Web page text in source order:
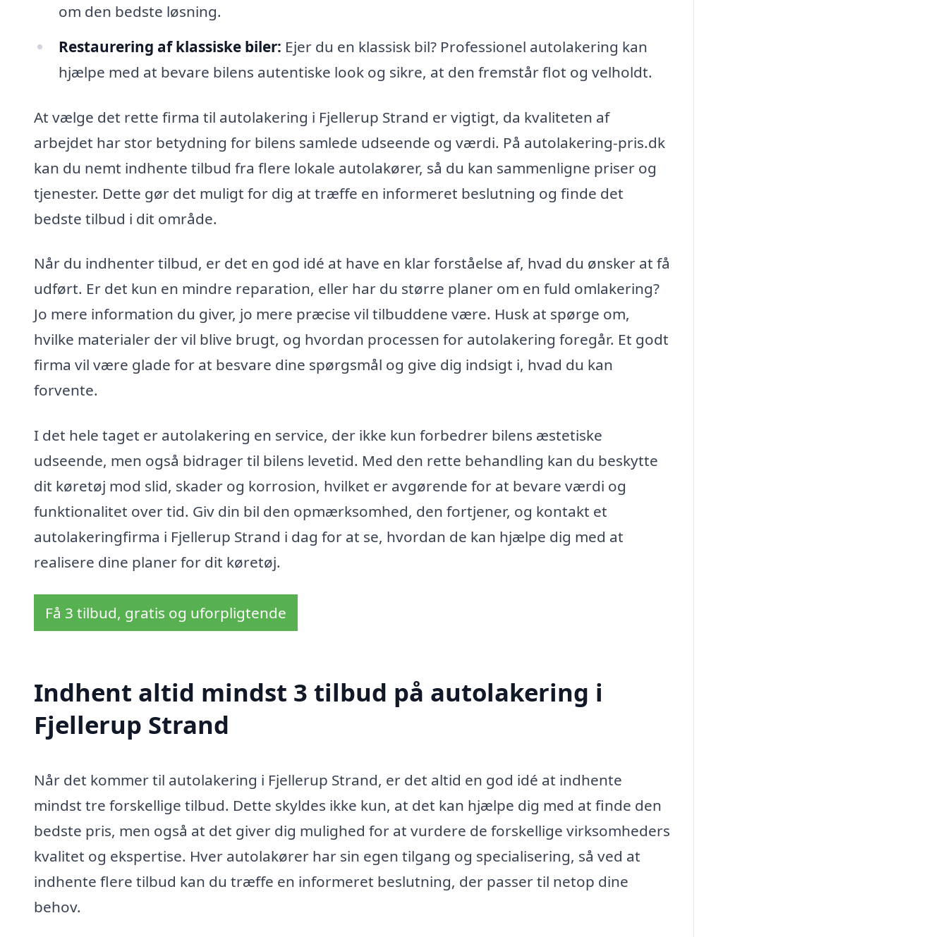
om den bedste løsning.
Restaurering af klassiske biler: Ejer du en klassisk bil? Professionel autolakering kan
hjælpe med at bevare bilens autentiske look og sikre, at den fremstår flot og velholdt.
At vælge det rette firma til autolakering i Fjellerup Strand er vigtigt, da kvaliteten af
arbejdet har stor betydning for bilens samlede udseende og værdi. På autolakering-pris.dk
kan du nemt indhente tilbud fra flere lokale autolakører, så du kan sammenligne priser og
tjenester. Dette gør det muligt for dig at træffe en informeret beslutning og finde det
bedste tilbud i dit område.
Når du indhenter tilbud, er det en god idé at have en klar forståelse af, hvad du ønsker at få
udført. Er det kun en mindre reparation, eller har du større planer om en fuld omlakering?
Jo mere information du giver, jo mere præcise vil tilbuddene være. Husk at spørge om,
hvilke materialer der vil blive brugt, og hvordan processen for autolakering foregår. Et godt
firma vil være glade for at besvare dine spørgsmål og give dig indsigt i, hvad du kan
forvente.
I det hele taget er autolakering en service, der ikke kun forbedrer bilens æstetiske
udseende, men også bidrager til bilens levetid. Med den rette behandling kan du beskytte
dit køretøj mod slid, skader og korrosion, hvilket er avgørende for at bevare værdi og
funktionalitet over tid. Giv din bil den opmærksomhed, den fortjener, og kontakt et
autolakeringfirma i Fjellerup Strand i dag for at se, hvordan de kan hjælpe dig med at
realisere dine planer for dit køretøj.
Få 3 tilbud, gratis og uforpligtende
Indhent altid mindst 3 tilbud på autolakering i
Fjellerup Strand
Når det kommer til autolakering i Fjellerup Strand, er det altid en god idé at indhente
mindst tre forskellige tilbud. Dette skyldes ikke kun, at det kan hjælpe dig med at finde den
bedste pris, men også at det giver dig mulighed for at vurdere de forskellige virksomheders
kvalitet og ekspertise. Hver autolakører har sin egen tilgang og specialisering, så ved at
indhente flere tilbud kan du træffe en informeret beslutning, der passer til netop dine
behov.